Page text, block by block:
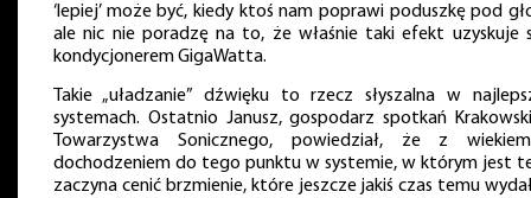
‘lepiej’ może być, kiedy ktoś nam poprawi poduszkę pod
ale nic nie poradzę na to, że właśnie taki efekt uzyskuje
kondycjonerem GigaWatta.
Takie „uładzanie” dźwięku to rzecz słyszalna w
systemach. Ostatnio Janusz, gospodarz spotkań
Towarzystwa Sonicznego, powiedział, że z
dochodzeniem do tego punktu w systemie, w którym jest
zaczyna cenić brzmienie, które jeszcze jakiś czas temu